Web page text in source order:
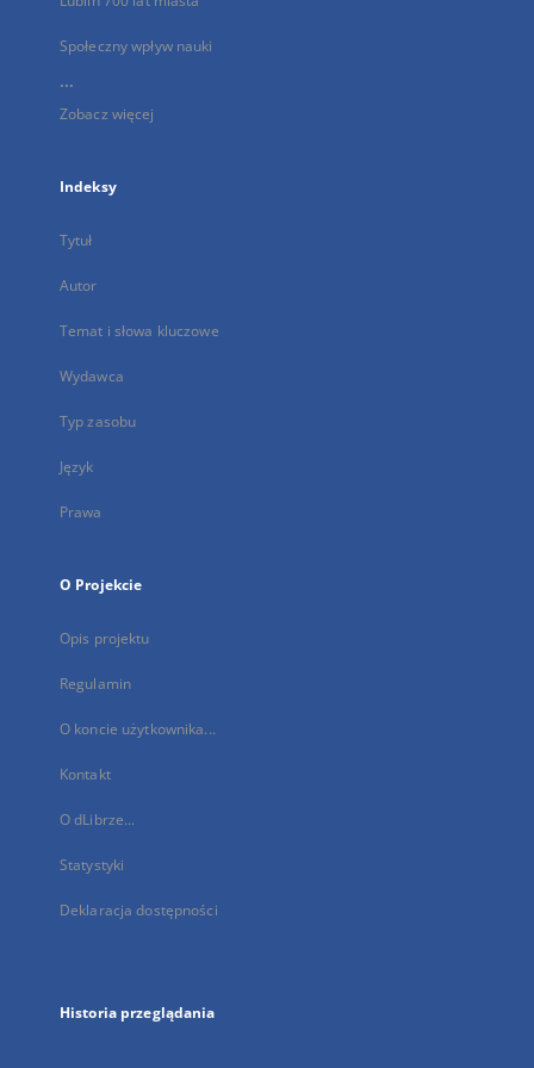
Społeczny wpływ nauki
...
Zobacz więcej
Indeksy
Tytuł
Autor
Temat i słowa kluczowe
Wydawca
Typ zasobu
Język
Prawa
O Projekcie
Opis projektu
Regulamin
O koncie użytkownika...
Kontakt
O dLibrze...
Statystyki
Deklaracja dostępności
Historia przeglądania